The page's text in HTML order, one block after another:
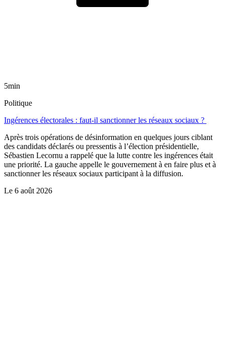
5min
Politique
Ingérences électorales : faut-il sanctionner les réseaux sociaux ?
Après trois opérations de désinformation en quelques jours ciblant
des candidats déclarés ou pressentis à l’élection présidentielle,
Sébastien Lecornu a rappelé que la lutte contre les ingérences était
une priorité. La gauche appelle le gouvernement à en faire plus et à
sanctionner les réseaux sociaux participant à la diffusion.
Le 6 août 2026